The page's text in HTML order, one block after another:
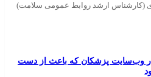
(کارشناس ارشد روابط عمومی سلامت)
در وب‌سایت پزشکان که باعث از دست